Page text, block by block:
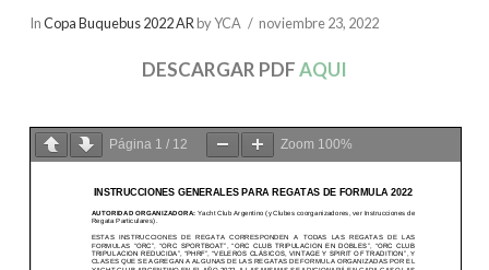
InCopa Buquebus 2022 AR by YCA noviembre 23, 2022
DESCARGAR PDFAQUI
Página 1 / 12 Zoom 100%